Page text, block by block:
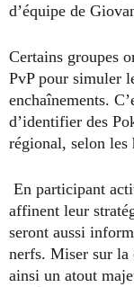
d’équipe de
Certains groupes
PvP pour simuler
enchaînements.
d’identifier des
régional, selon les
En participant
affinent leur
seront aussi
nerfs. Miser sur la
ainsi un atout